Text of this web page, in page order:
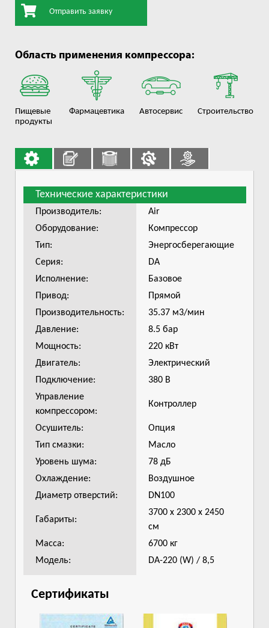
Отправить заявку
Область применения компрессора:
Пищевые
продукты
Фармацевтика Автосервис Строительство
Технические характеристики
Производитель:
Air
Оборудование:
Компрессор
Тип:
Энергосберегающие
Серия:
DA
Исполнение:
Базовое
Привод:
Прямой
Производительность:
35.37 м3/мин
Давление:
8.5 бар
Мощность:
220 кВт
Двигатель:
Электрический
Подключение:
380 В
Управление
компрессором:
Контроллер
Осушитель:
Опция
Тип смазки:
Масло
Уровень шума:
78 дБ
Охлаждение:
Воздушное
Диаметр отверстий:
DN100
Габариты:
3700 х 2300 х 2450
см
Масса:
6700 кг
Модель:
DA-220 (W) / 8,5
Сертификаты